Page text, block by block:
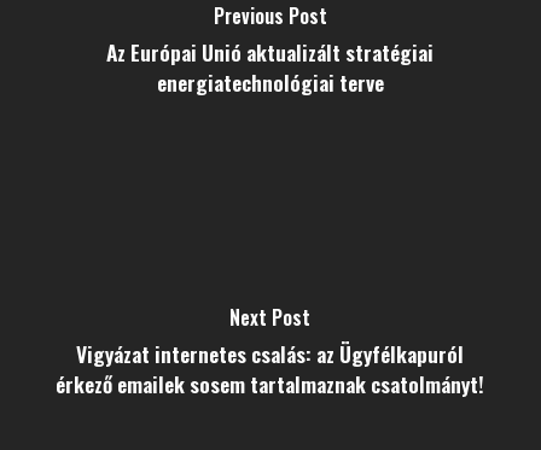
Previous Post
Az Európai Unió aktualizált stratégiai
energiatechnológiai terve
Next Post
Vigyázat internetes csalás: az Ügyfélkapuról
érkező emailek sosem tartalmaznak csatolmányt!